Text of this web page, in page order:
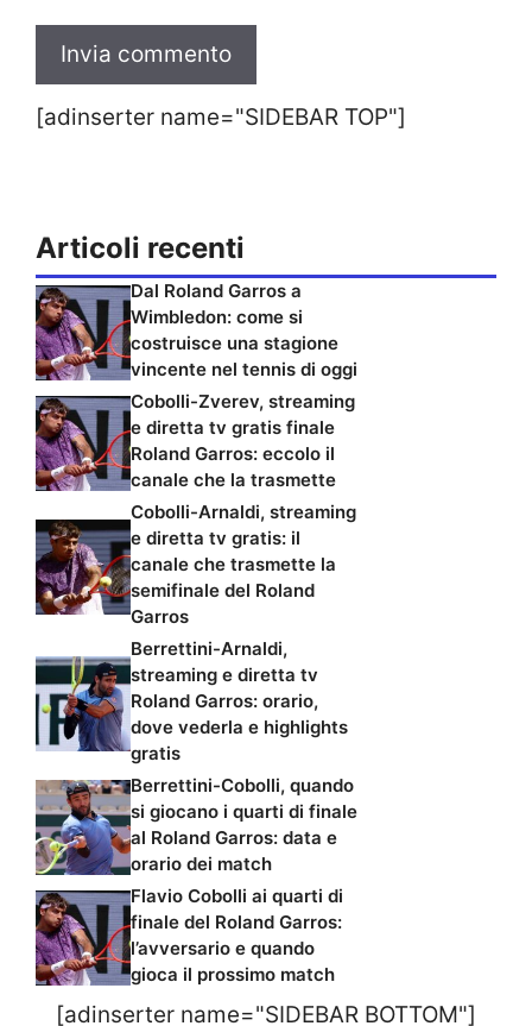
[adinserter name="SIDEBAR TOP"]
Articoli recenti
Dal Roland Garros a
Wimbledon: come si
costruisce una stagione
vincente nel tennis di oggi
Cobolli-Zverev, streaming
e diretta tv gratis finale
Roland Garros: eccolo il
canale che la trasmette
Cobolli-Arnaldi, streaming
e diretta tv gratis: il
canale che trasmette la
semifinale del Roland
Garros
Berrettini-Arnaldi,
streaming e diretta tv
Roland Garros: orario,
dove vederla e highlights
gratis
Berrettini-Cobolli, quando
si giocano i quarti di finale
al Roland Garros: data e
orario dei match
Flavio Cobolli ai quarti di
finale del Roland Garros:
l’avversario e quando
gioca il prossimo match
[adinserter name="SIDEBAR BOTTOM"]